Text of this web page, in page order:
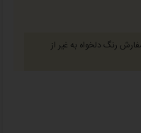
رنگ دلخواه به غیر از